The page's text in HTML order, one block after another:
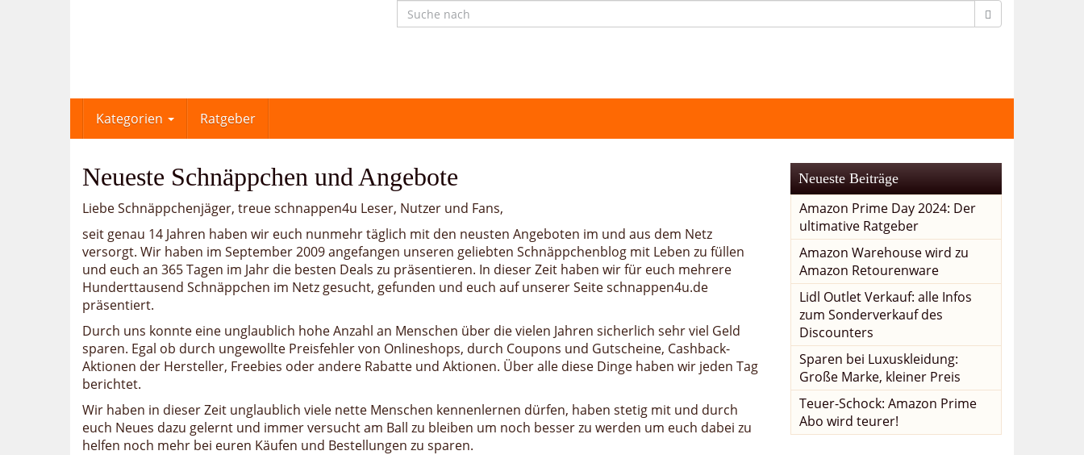
Kategorien Ratgeber
Neueste Schnäppchen und Angebote
Liebe Schnäppchenjäger, treue schnappen4u Leser, Nutzer und Fans,
seit genau 14 Jahren haben wir euch nunmehr täglich mit den neusten Angeboten im und aus dem Netz
versorgt. Wir haben im September 2009 angefangen unseren geliebten Schnäppchenblog mit Leben zu füllen
und euch an 365 Tagen im Jahr die besten Deals zu präsentieren. In dieser Zeit haben wir für euch mehrere
Hunderttausend Schnäppchen im Netz gesucht, gefunden und euch auf unserer Seite schnappen4u.de
präsentiert.
Durch uns konnte eine unglaublich hohe Anzahl an Menschen über die vielen Jahren sicherlich sehr viel Geld
sparen. Egal ob durch ungewollte Preisfehler von Onlineshops, durch Coupons und Gutscheine, Cashback-
Aktionen der Hersteller, Freebies oder andere Rabatte und Aktionen. Über alle diese Dinge haben wir jeden Tag
berichtet.
Wir haben in dieser Zeit unglaublich viele nette Menschen kennenlernen dürfen, haben stetig mit und durch
euch Neues dazu gelernt und immer versucht am Ball zu bleiben um noch besser zu werden um euch dabei zu
helfen noch mehr bei euren Käufen und Bestellungen zu sparen.
Neueste Beiträge
Amazon Prime Day 2024: Der
ultimative Ratgeber
Amazon Warehouse wird zu
Amazon Retourenware
Lidl Outlet Verkauf: alle Infos
zum Sonderverkauf des
Discounters
Sparen bei Luxuskleidung:
Große Marke, kleiner Preis
Teuer-Schock: Amazon Prime
Abo wird teurer!